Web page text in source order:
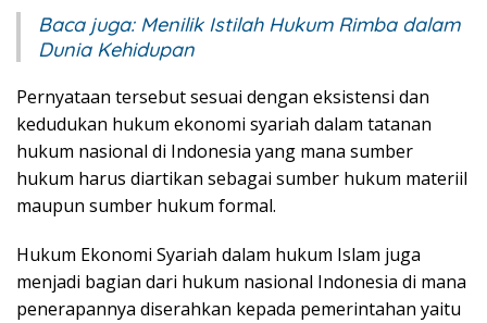
Baca juga: Menilik Istilah Hukum Rimba dalam
Dunia Kehidupan
Pernyataan tersebut sesuai dengan eksistensi dan
kedudukan hukum ekonomi syariah dalam tatanan
hukum nasional di Indonesia yang mana sumber
hukum harus diartikan sebagai sumber hukum materiil
maupun sumber hukum formal.
Hukum Ekonomi Syariah dalam hukum Islam juga
menjadi bagian dari hukum nasional Indonesia di mana
penerapannya diserahkan kepada pemerintahan yaitu